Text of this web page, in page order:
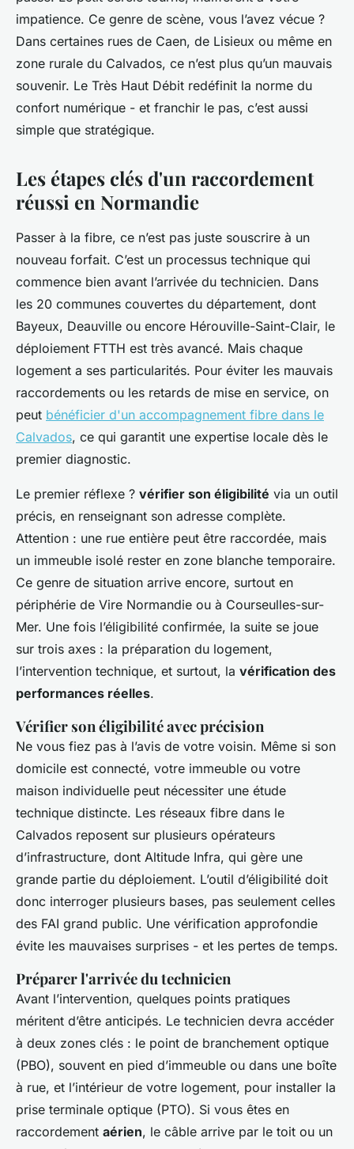
Calvados ?
Séraphine•08/06/2026 12:44•9 min de lecture
impatience. Ce genre de scène, vous l’avez vécue ?
Dans certaines rues de Caen, de Lisieux ou même en
zone rurale du Calvados, ce n’est plus qu’un mauvais
souvenir. Le Très Haut Débit redéfinit la norme du
confort numérique - et franchir le pas, c’est aussi
simple que stratégique.
Les étapes clés d'un raccordement
réussi en Normandie
Passer à la fibre, ce n’est pas juste souscrire à un
nouveau forfait. C’est un processus technique qui
commence bien avant l’arrivée du technicien. Dans
les 20 communes couvertes du département, dont
Bayeux, Deauville ou encore Hérouville-Saint-Clair, le
déploiement FTTH est très avancé. Mais chaque
logement a ses particularités. Pour éviter les mauvais
raccordements ou les retards de mise en service, on
peut bénéficier d'un accompagnement fibre dans le
Calvados, ce qui garantit une expertise locale dès le
premier diagnostic.
Le premier réflexe ? vérifier son éligibilité via un outil
précis, en renseignant son adresse complète.
Attention : une rue entière peut être raccordée, mais
un immeuble isolé rester en zone blanche temporaire.
Ce genre de situation arrive encore, surtout en
périphérie de Vire Normandie ou à Courseulles-sur-
Mer. Une fois l’éligibilité confirmée, la suite se joue
sur trois axes : la préparation du logement,
l’intervention technique, et surtout, la vérification des
performances réelles.
Vérifier son éligibilité avec précision
Ne vous fiez pas à l’avis de votre voisin. Même si son
domicile est connecté, votre immeuble ou votre
maison individuelle peut nécessiter une étude
technique distincte. Les réseaux fibre dans le
Calvados reposent sur plusieurs opérateurs
d’infrastructure, dont Altitude Infra, qui gère une
grande partie du déploiement. L’outil d’éligibilité doit
donc interroger plusieurs bases, pas seulement celles
des FAI grand public. Une vérification approfondie
évite les mauvaises surprises - et les pertes de temps.
Préparer l'arrivée du technicien
Avant l’intervention, quelques points pratiques
méritent d’être anticipés. Le technicien devra accéder
à deux zones clés : le point de branchement optique
(PBO), souvent en pied d’immeuble ou dans une boîte
à rue, et l’intérieur de votre logement, pour installer la
prise terminale optique (PTO). Si vous êtes en
raccordement aérien, le câble arrive par le toit ou un